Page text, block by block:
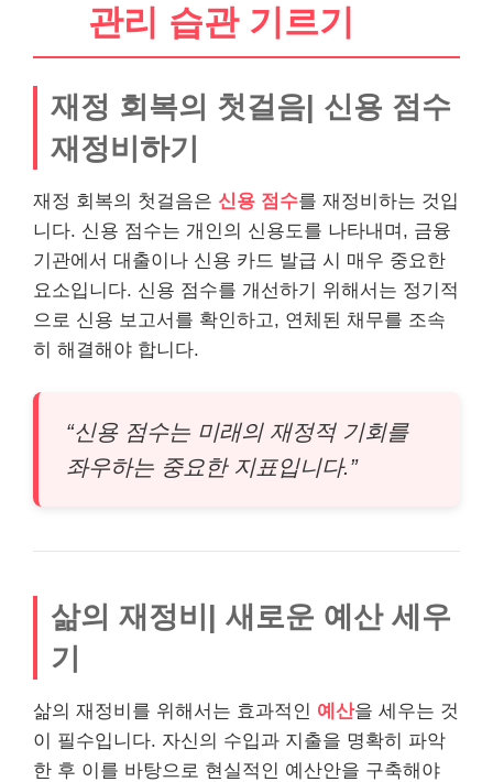
관리 습관 기르기
재정 회복의 첫걸음| 신용 점수
재정비하기
재정 회복의 첫걸음은 신용 점수를 재정비하는 것입
니다. 신용 점수는 개인의 신용도를 나타내며, 금융
기관에서 대출이나 신용 카드 발급 시 매우 중요한
요소입니다. 신용 점수를 개선하기 위해서는 정기적
으로 신용 보고서를 확인하고, 연체된 채무를 조속
히 해결해야 합니다.
“신용 점수는 미래의 재정적 기회를
좌우하는 중요한 지표입니다.”
삶의 재정비| 새로운 예산 세우
기
삶의 재정비를 위해서는 효과적인 예산을 세우는 것
이 필수입니다. 자신의 수입과 지출을 명확히 파악
한 후 이를 바탕으로 현실적인 예산안을 구축해야